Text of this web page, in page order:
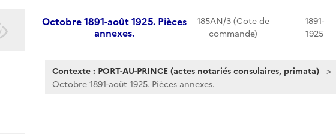
Octobre 1891-août 1925. Pièces
annexes.
185AN/3 (Cote de
commande)
1891-
1925
Contexte : PORT-AU-PRINCE (actes notariés consulaires, primata)
Octobre 1891-août 1925. Pièces annexes.